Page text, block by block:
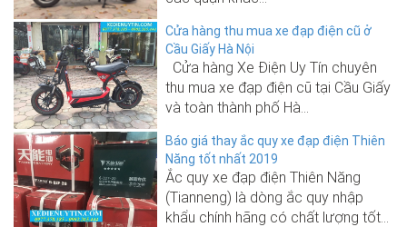
Cửa hàng thu mua xe đạp điện cũ ở
Cầu Giấy Hà Nội
Cửa hàng Xe Điện Uy Tín chuyên
thu mua xe đạp điện cũ tại Cầu Giấy
và toàn thành phố Hà...
Báo giá thay ắc quy xe đạp điện Thiên
Năng tốt nhất 2019
Ắc quy xe đạp điện Thiên Năng
(Tianneng) là dòng ắc quy nhập
khẩu chính hãng có chất lượng tốt...